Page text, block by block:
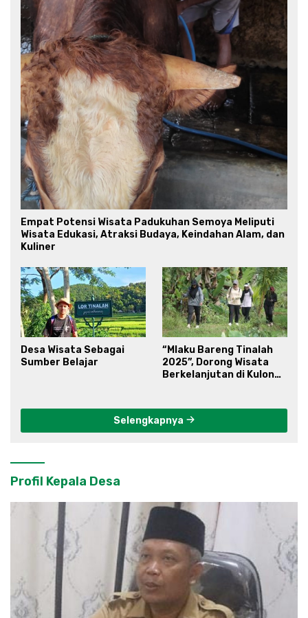
Empat Potensi Wisata Padukuhan Semoya Meliputi
Wisata Edukasi, Atraksi Budaya, Keindahan Alam, dan
Kuliner
Desa Wisata Sebagai
Sumber Belajar
“Mlaku Bareng Tinalah
2025”, Dorong Wisata
Berkelanjutan di Kulon
Selengkapnya
Profil Kepala Desa